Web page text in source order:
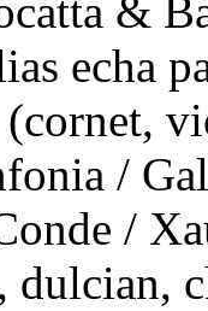
&
echa
(cornet,
/
/